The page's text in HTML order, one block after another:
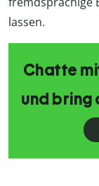
lassen.
Chatte
und bring